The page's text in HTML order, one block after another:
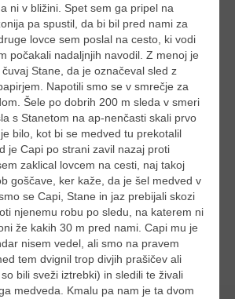
ni v bližini. Spet sem ga pripel na
pa spustil, da bi bil pred nami za
lovce sem poslal na cesto, ki vodi
počakali nadaljnjih navodil. Z menoj je
Stane, da je označeval sled z
Napotili smo se v smrečje za
Šele po dobrih 200 m sleda v smeri
s Stanetom na ap-nenčasti skali prvo
bilo, kot bi se medved tu prekotalil
je Capi po strani zavil nazaj proti
zaklical lovcem na cesti, naj takoj
goščave, ker kaže, da je šel medved v
se Capi, Stane in jaz prebijali skozi
njenemu robu po sledu, na katerem ni
že kakih 30 m pred nami. Capi mu je
nisem vedel, ali smo na pravem
tem dvignil trop divjih prašičev ali
bili sveži iztrebki) in sledili te živali
medveda. Kmalu pa nam je ta dvom